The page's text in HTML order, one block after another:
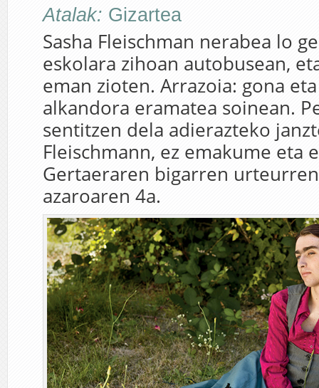
Atalak: Gizartea
Sasha Fleischman nerabea lo
eskolara zihoan autobusean,
eman zioten. Arrazoia: gona
alkandora eramatea soinean.
sentitzen dela adierazteko
Fleischmann, ez emakume eta
Gertaeraren bigarren
azaroaren 4a.